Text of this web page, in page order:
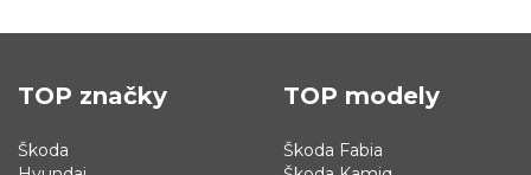
TOP značky
Škoda
TOP modely
Škoda Fabia